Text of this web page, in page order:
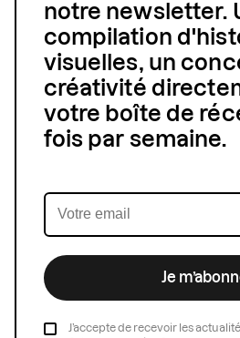
notre newsletter.
compilation
visuelles, un
créativité
votre boîte de
fois par semaine.
Je
J’accepte de recevoir les